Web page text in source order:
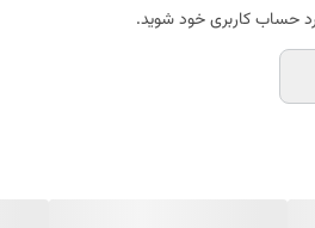
حساب کاربری خود شوید.